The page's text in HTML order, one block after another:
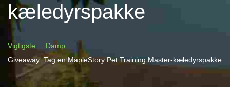
kæledyrspakke
Vigtigste
Damp
Giveaway: Tag en MapleStory Pet Training Master-kæledyrspakke